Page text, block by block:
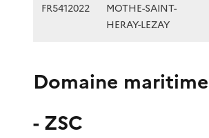
FR5412022
MOTHE-SAINT-
HERAY-LEZAY
Domaine maritime
- ZSC